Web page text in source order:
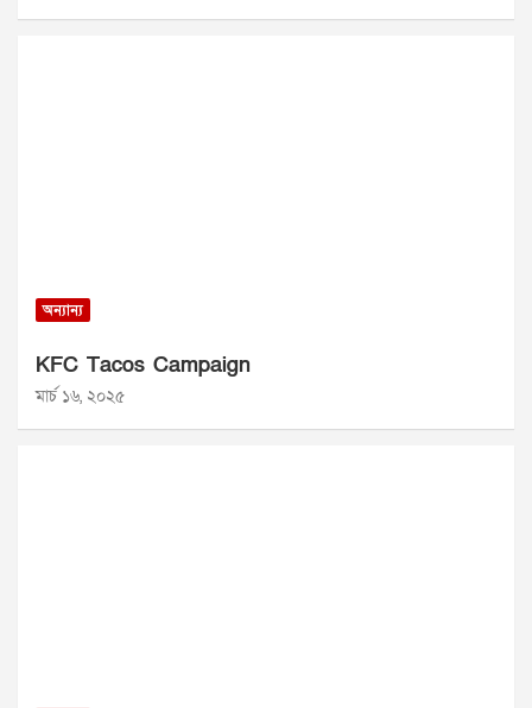
অন্যান্য
KFC Tacos Campaign
মার্চ ১৬, ২০২৫